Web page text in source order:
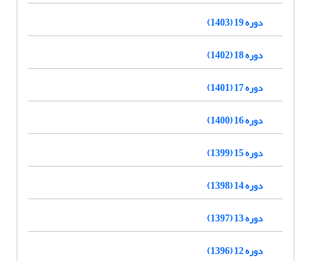
دوره 19 (1403)
دوره 18 (1402)
دوره 17 (1401)
دوره 16 (1400)
دوره 15 (1399)
دوره 14 (1398)
دوره 13 (1397)
دوره 12 (1396)